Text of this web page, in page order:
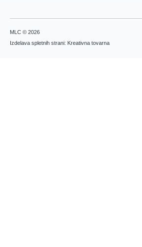
MLC © 2026
Izdelava spletnih strani: Kreativna tovarna